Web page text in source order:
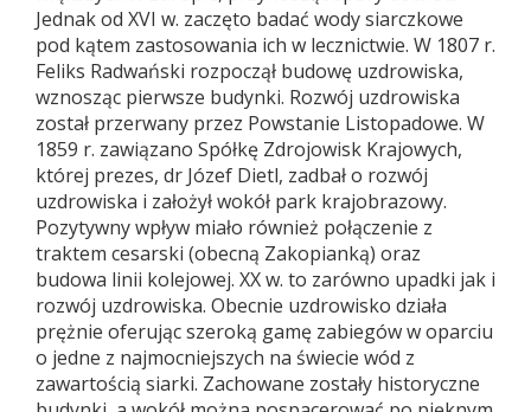
Jednak od XVI w. zaczęto badać wody siarczkowe
pod kątem zastosowania ich w lecznictwie. W 1807 r.
Feliks Radwański rozpoczął budowę uzdrowiska,
wznosząc pierwsze budynki. Rozwój uzdrowiska
został przerwany przez Powstanie Listopadowe. W
1859 r. zawiązano Spółkę Zdrojowisk Krajowych,
której prezes, dr Józef Dietl, zadbał o rozwój
uzdrowiska i założył wokół park krajobrazowy.
Pozytywny wpływ miało również połączenie z
traktem cesarski (obecną Zakopianką) oraz
budowa linii kolejowej. XX w. to zarówno upadki jak i
rozwój uzdrowiska. Obecnie uzdrowisko działa
prężnie oferując szeroką gamę zabiegów w oparciu
o jedne z najmocniejszych na świecie wód z
zawartością siarki. Zachowane zostały historyczne